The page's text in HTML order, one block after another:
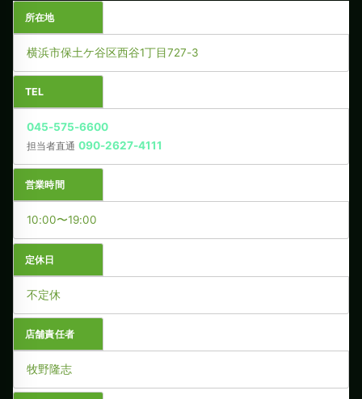
所在地
横浜市保土ケ谷区西谷1丁目727-3
TEL
045-575-6600
担当者直通 090-2627-4111
営業時間
10:00〜19:00
定休日
不定休
店舗責任者
牧野隆志